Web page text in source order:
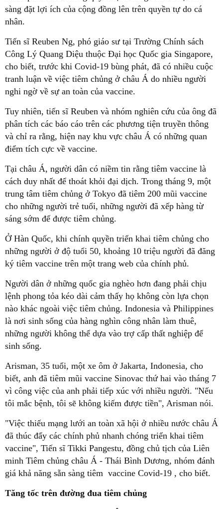
sàng đặt lợi ích của cộng đồng lên trên quyền tự do cá
nhân.
Tiến sĩ Reuben Ng, phó giáo sư tại Trường Chính sách
Công Lý Quang Diệu thuộc Đại học Quốc gia Singapore,
cho biết, trước khi Covid-19 bùng phát, đã có nhiều cuộc
tranh luận về việc tiêm chủng ở châu Á do nhiều người
nghi ngờ về sự an toàn của vaccine.
Tuy nhiên, tiến sĩ Reuben và nhóm nghiên cứu của ông đã
phân tích các báo cáo trên các phương tiện truyền thông
và chỉ ra rằng, hiện nay khu vực châu Á có những quan
điểm tích cực về vaccine.
Tại châu Á, người dân có niềm tin rằng tiêm vaccine là
cách duy nhất để thoát khỏi đại dịch. Trong tháng 9, một
trung tâm tiêm chủng ở Tokyo đã tiêm 200 mũi vaccine
cho những người trẻ tuổi, những người đã xếp hàng từ
sáng sớm để được tiêm chủng.
Ở Hàn Quốc, khi chính quyền triển khai tiêm chủng cho
những người ở độ tuổi 50, khoảng 10 triệu người đã đăng
ký tiêm vaccine trên một trang web của chính phủ.
Người dân ở những quốc gia nghèo hơn đang phải chịu
lệnh phong tỏa kéo dài cảm thấy họ không còn lựa chọn
nào khác ngoài việc tiêm chủng. Indonesia và Philippines
là nơi sinh sống của hàng nghìn công nhân làm thuê,
những người không thể dựa vào trợ cấp thất nghiệp để
sinh sống.
Arisman, 35 tuổi, một xe ôm ở Jakarta, Indonesia, cho
biết, anh đã tiêm mũi vaccine Sinovac thứ hai vào tháng 7
vì công việc của anh phải tiếp xúc với nhiều người. "Nếu
tôi mắc bệnh, tôi sẽ không kiếm được tiền", Arisman nói.
"Việc thiếu mạng lưới an toàn xã hội ở nhiều nước châu Á
đã thúc đẩy các chính phủ nhanh chóng triển khai tiêm
vaccine", Tiến sĩ Tikki Pangestu, đồng chủ tịch của Liên
minh Tiêm chủng châu Á - Thái Bình Dương, nhóm đánh
giá khả năng sẵn sàng tiêm vaccine Covid-19 , cho biết.
Tăng tốc trên đường đua tiêm chủng